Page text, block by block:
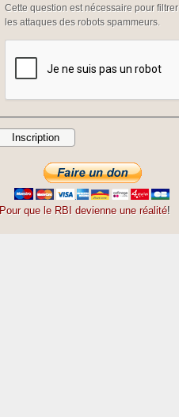
Cette question est nécessaire pour filtrer
les attaques des robots spammeurs.
Pour que le RBI devienne une réalité!